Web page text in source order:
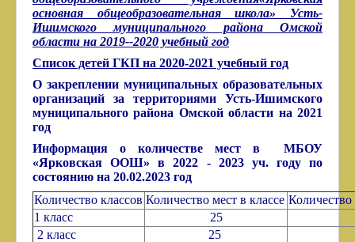
основная общеобразовательная школа» Усть-
Ишимского муниципального района Омской
области на 2019--2020 учебный год
Список детей ГКП на 2020-2021 учебный год
О закреплении муниципальных образовательных
организаций за территориями Усть-Ишимского
муниципального района Омской области на 2021
год
Информация о количестве мест в МБОУ
«Ярковская ООШ» в 2022 - 2023 уч. годупо
состоянию на 20.02.2023 год
Количество классов Количество мест в классе
1 класс
25
2 класс
25